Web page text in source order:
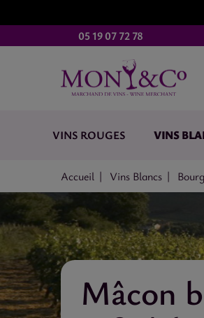
05 19 07 72 78
VINS ROUGES VINS
Accueil Vins Blancs
Mâcon